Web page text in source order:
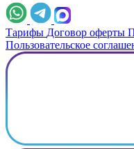
Тарифы Договор оферты
Пользовательское